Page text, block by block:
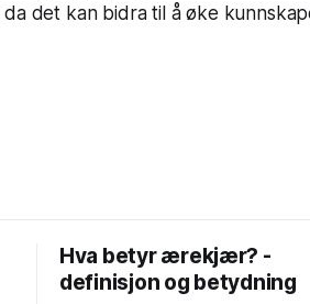
det kan bidra til å øke
Hva betyr ærekjær? -
definisjon og betydning